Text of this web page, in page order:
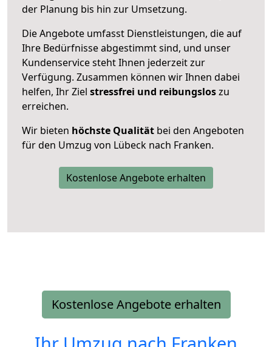
der Planung bis hin zur Umsetzung.
Die Angebote umfasst Dienstleistungen, die auf
Ihre Bedürfnisse abgestimmt sind, und unser
Kundenservice steht Ihnen jederzeit zur
Verfügung. Zusammen können wir Ihnen dabei
helfen, Ihr Ziel stressfrei und reibungsloszu
erreichen.
Wir bieten höchste Qualität bei den Angeboten
für den Umzug von Lübeck nach Franken.
Kostenlose Angebote erhalten
Kostenlose Angebote erhalten